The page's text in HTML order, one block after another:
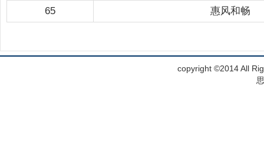
65
惠风和畅
copyright ©2014 All